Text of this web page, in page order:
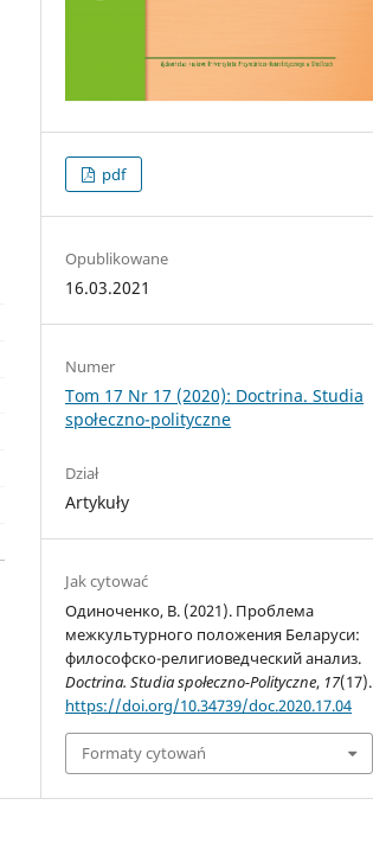
pdf
Opublikowane
16.03.2021
Numer
Tom 17 Nr 17 (2020): Doctrina. Studia
społeczno-polityczne
Dział
Artykuły
Jak cytować
Одиноченко, В. (2021). Проблема
межкультурного положения Беларуси:
философско-религиоведческий анализ.
Doctrina. Studia społeczno-Polityczne, 17(17).
https://doi.org/10.34739/doc.2020.17.04
Formaty cytowań